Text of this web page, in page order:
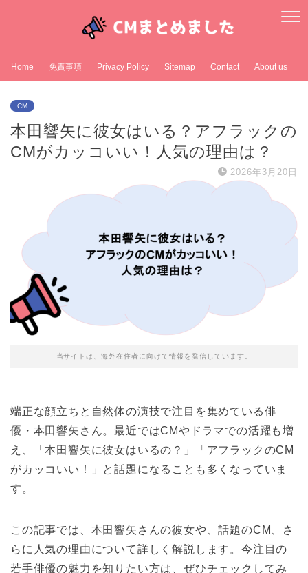
Home 免責事項 Privacy Policy Sitemap Contact About us
CM
本田響矢に彼女はいる？アフラックの
CMがカッコいい！人気の理由は？
2026年3月20日
当サイトは、海外在住者に向けて情報を発信しています。
端正な顔立ちと自然体の演技で注目を集めている俳
優・本田響矢さん。最近ではCMやドラマでの活躍も増
え、「本田響矢に彼女はいるの？」「アフラックのCM
がカッコいい！」と話題になることも多くなっていま
す。
この記事では、本田響矢さんの彼女や、話題のCM、さ
らに人気の理由について詳しく解説します。今注目の
若手俳優の魅力を知りたい方は、ぜひチェックしてみ